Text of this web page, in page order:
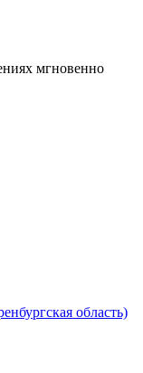
мгновенно
область)